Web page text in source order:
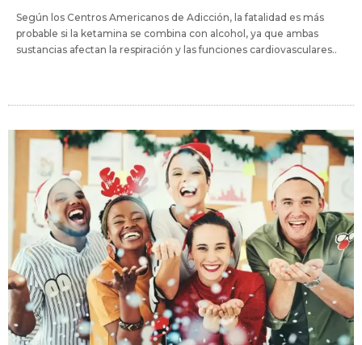
Según los Centros Americanos de Adicción, la fatalidad es más
probable si la ketamina se combina con alcohol, ya que ambas
sustancias afectan la respiración y las funciones cardiovasculares..